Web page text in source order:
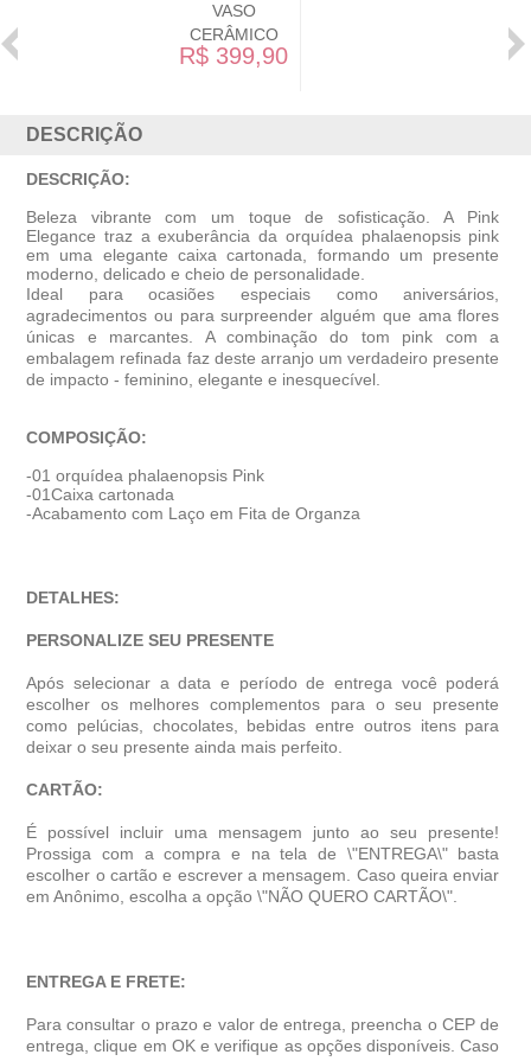
VASO
CERÂMICO
R$ 399,90
DESCRIÇÃO
DESCRIÇÃO:
Beleza vibrante com um toque de sofisticação. A
Pink
Elegance traz a exuberância da orquídea phalaenopsis pink
em uma elegante caixa cartonada, formando um presente
moderno, delicado e cheio de personalidade.
Ideal para ocasiões especiais como aniversários,
agradecimentos ou para surpreender alguém que ama flores
únicas e marcantes. A combinação do tom pink com a
embalagem refinada faz deste arranjo um verdadeiro presente
de impacto - feminino, elegante e inesquecível.
COMPOSIÇÃO:
-01 orquídea phalaenopsis Pink
-01Caixa cartonada
-Acabamento com Laço em Fita de Organza
DETALHES:
PERSONALIZE SEU PRESENTE
Após selecionar a data e período de entrega você poder
escolher os melhores complementos para o seu presente
como pelúcias, chocolates, bebidas entre outros itens para
deixar o seu presente ainda mais perfeito.
CARTÃO:
É possível incluir uma mensagem junto ao seu presente!
Prossiga com a compra e na tela de \"ENTREGA\" basta
escolher o cartão e escrever a mensagem. Caso queira enviar
em Anônimo, escolha a opção \"NÃO QUERO CARTÃO\".
ENTREGA E FRETE:
Para consultar o prazo e valor de entrega, preencha o CEP de
entrega, clique em OK e verifique as opções disponíveis. Caso